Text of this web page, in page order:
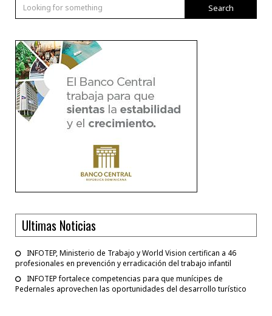
Search
Ultimas Noticias
INFOTEP, Ministerio de Trabajo y World Vision certifican a 46
profesionales en prevención y erradicación del trabajo infantil
INFOTEP fortalece competencias para que munícipes de
Pedernales aprovechen las oportunidades del desarrollo turístico